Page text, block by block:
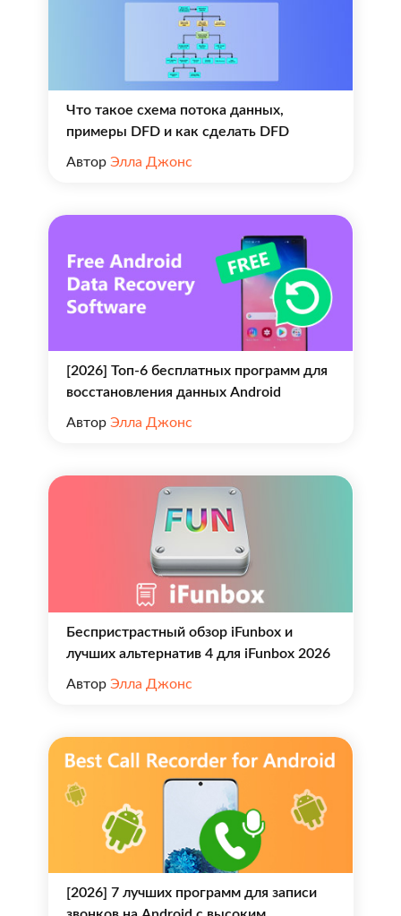
Что такое схема потока данных,
примеры DFD и как сделать DFD
Автор Элла Джонс
[2026] Топ-6 бесплатных программ для
восстановления данных Android
Автор Элла Джонс
Беспристрастный обзор iFunbox и
лучших альтернатив 4 для iFunbox 2026
Автор Элла Джонс
[2026] 7 лучших программ для записи